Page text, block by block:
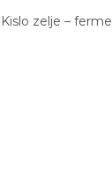
Kislo zelje –